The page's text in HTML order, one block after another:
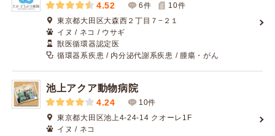
4.52 6件 10件
東京都大田区大森西２丁目７−２１
イヌ / ネコ / ウサギ
獣医循環器認定医
循環器系疾患 / 内分泌代謝系疾患 / 腫瘍・がん
池上アクア動物病院
4.24
10件
東京都大田区池上4-24-14 クオーレ1F
イヌ / ネコ